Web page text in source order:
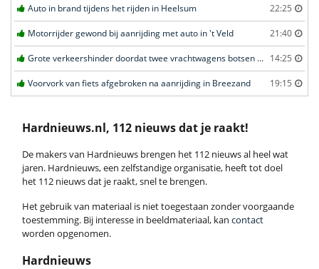
Auto in brand tijdens het rijden in Heelsum 22:25
Motorrijder gewond bij aanrijding met auto in 't Veld 21:40
Grote verkeershinder doordat twee vrachtwagens botsen tunnel in Zwijndrecht 14:25
Voorvork van fiets afgebroken na aanrijding in Breezand 19:15
Hardnieuws.nl, 112 nieuws dat je raakt!
De makers van Hardnieuws brengen het 112 nieuws al heel wat
jaren. Hardnieuws, een zelfstandige organisatie, heeft tot doel
het 112 nieuws dat je raakt, snel te brengen.
Het gebruik van materiaal is niet toegestaan zonder voorgaande
toestemming. Bij interesse in beeldmateriaal, kan contact
worden opgenomen.
Hardnieuws